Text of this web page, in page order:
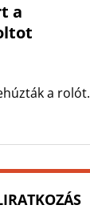
a
a rolót.